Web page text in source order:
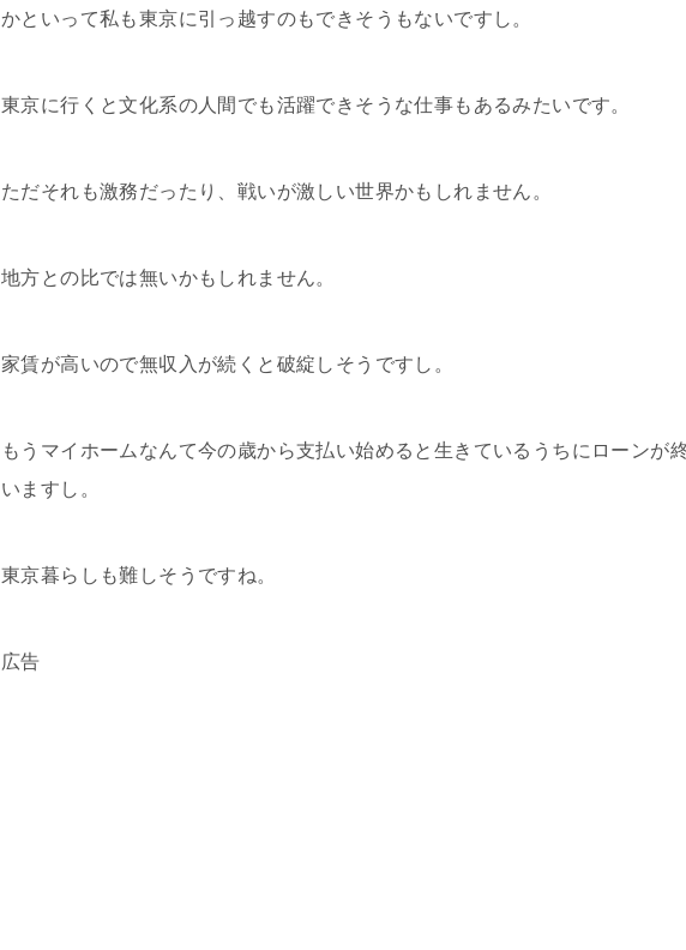
かといって私も東京に引っ越すのもできそうもないですし。
東京に行くと文化系の人間でも活躍できそうな仕事もあるみたいです。
ただそれも激務だったり、戦いが激しい世界かもしれません。
地方との比では無いかもしれません。
家賃が高いので無収入が続くと破綻しそうですし。
もうマイホームなんて今の歳から支払い始めると生きているうちにローンが
いますし。
東京暮らしも難しそうですね。
広告